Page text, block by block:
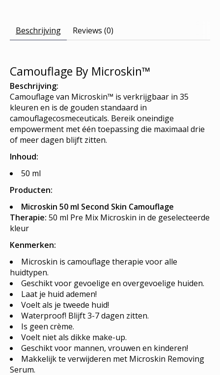
Beschrijving Reviews (0)
Camouflage By Microskin™
Beschrijving:
Camouflage van Microskin™ is verkrijgbaar in 35
kleuren en is de gouden standaard in
camouflagecosmeceuticals. Bereik oneindige
empowerment met één toepassing die maximaal drie
of meer dagen blijft zitten.
Inhoud:
50 ml
Producten:
Microskin 50 ml Second Skin Camouflage
Therapie: 50 ml Pre Mix Microskin in de geselecteerde
kleur
Kenmerken:
Microskin is camouflage therapie voor alle
huidtypen.
Geschikt voor gevoelige en overgevoelige huiden.
Laat je huid ademen!
Voelt als je tweede huid!
Waterproof! Blijft 3-7 dagen zitten.
Is geen crème.
Voelt niet als dikke make-up.
Geschikt voor mannen, vrouwen en kinderen!
Makkelijk te verwijderen met Microskin Removing
Serum.